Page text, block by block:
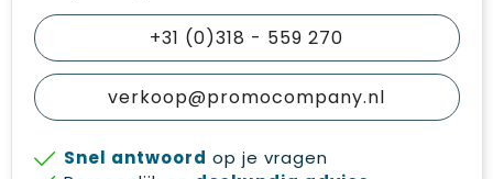
+31 (0)318 - 559 270
verkoop@promocompany.nl
Snel antwoord op je vragen